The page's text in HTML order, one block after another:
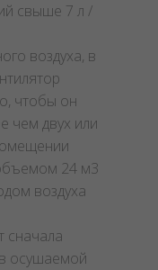
свыше 7 л /
воздуха, в
чтобы он
чем двух или
24 м3
воздуха
сначала
осушаемой